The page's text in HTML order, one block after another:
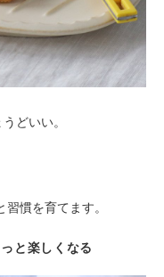
どいい。
習慣を育てます。
と楽しくなる